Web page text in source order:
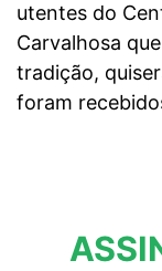
utentes do
Carvalhosa
tradição,
foram